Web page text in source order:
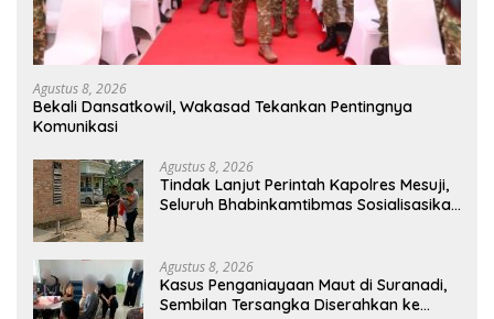
Agustus 8, 2026
Bekali Dansatkowil, Wakasad Tekankan Pentingnya
Komunikasi
Agustus 8, 2026
Tindak Lanjut Perintah Kapolres Mesuji,
Seluruh Bhabinkamtibmas Sosialisasikan
Agustus 8, 2026
Kasus Penganiayaan Maut di Suranadi,
Sembilan Tersangka Diserahkan ke